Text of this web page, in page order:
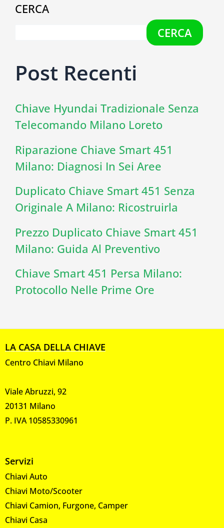
CERCA
CERCA
Post Recenti
Chiave Hyundai Tradizionale Senza
Telecomando Milano Loreto
Riparazione Chiave Smart 451
Milano: Diagnosi In Sei Aree
Duplicato Chiave Smart 451 Senza
Originale A Milano: Ricostruirla
Prezzo Duplicato Chiave Smart 451
Milano: Guida Al Preventivo
Chiave Smart 451 Persa Milano:
Protocollo Nelle Prime Ore
LA CASA DELLA CHIAVE
Centro Chiavi Milano
Viale Abruzzi, 92
20131 Milano
P. IVA 10585330961
Servizi
Chiavi Auto
Chiavi Moto/Scooter
Chiavi Camion, Furgone, Camper
Chiavi Casa